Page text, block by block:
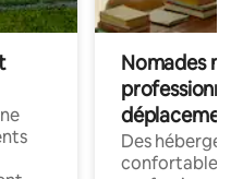
Nomades
déplacement
Des
confortables